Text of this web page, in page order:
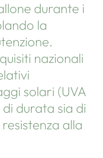
durante i
la
nazionali
solari (UVA
di durata sia di
alla